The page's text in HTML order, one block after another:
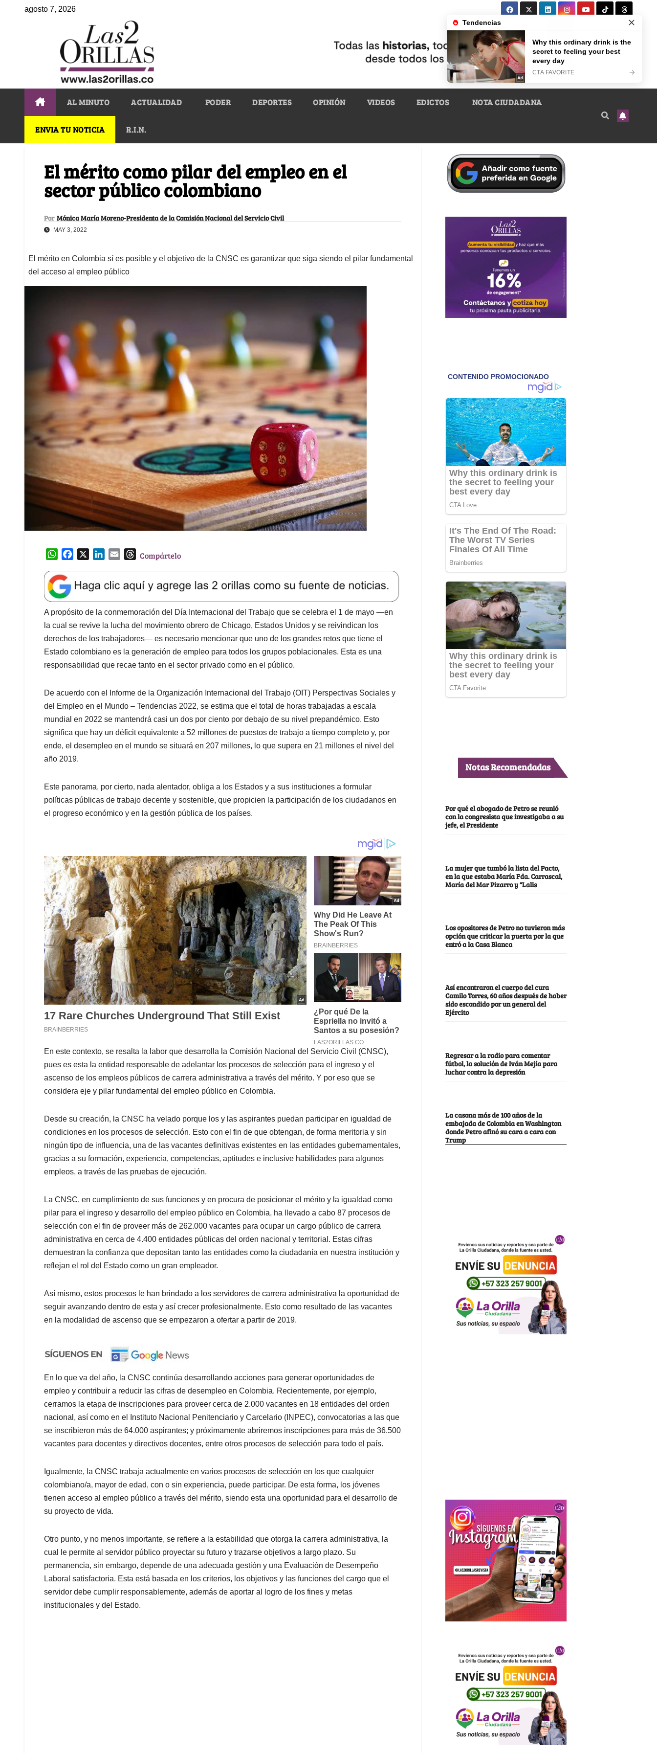
agosto 7, 2026
AL MINUTO ACTUALIDAD PODER DEPORTES OPINIÓN VIDEOS EDICTOS NOTA CIUDADANA
ENVIA TU NOTICIA R.I.N.
El mérito como pilar del empleo en el
sector público colombiano
Por Mónica María Moreno-Presidenta de la Comisión Nacional del Servicio Civil
MAY 3, 2022
El mérito en Colombia sí es posible y el objetivo de la CNSC es garantizar que siga siendo el pilar fundamental
del acceso al empleo público
W
a
t
s
A
p
p
e
b
o
o
k
k
e
d
I
n
l
T
e
a
d
s
Compártelo
A propósito de la conmemoración del Día Internacional del Trabajo que se celebra el 1 de mayo —en
la cual se revive la lucha del movimiento obrero de Chicago, Estados Unidos y se reivindican los
derechos de los trabajadores— es necesario mencionar que uno de los grandes retos que tiene el
Estado colombiano es la generación de empleo para todos los grupos poblacionales. Esta es una
responsabilidad que recae tanto en el sector privado como en el público.
De acuerdo con el Informe de la Organización Internacional del Trabajo (OIT) Perspectivas Sociales y
del Empleo en el Mundo – Tendencias 2022, se estima que el total de horas trabajadas a escala
mundial en 2022 se mantendrá casi un dos por ciento por debajo de su nivel prepandémico. Esto
significa que hay un déficit equivalente a 52 millones de puestos de trabajo a tiempo completo y, por
ende, el desempleo en el mundo se situará en 207 millones, lo que supera en 21 millones el nivel del
año 2019.
Este panorama, por cierto, nada alentador, obliga a los Estados y a sus instituciones a formular
políticas públicas de trabajo decente y sostenible, que propicien la participación de los ciudadanos en
el progreso económico y en la gestión pública de los países.
En este contexto, se resalta la labor que desarrolla la Comisión Nacional del Servicio Civil (CNSC),
pues es esta la entidad responsable de adelantar los procesos de selección para el ingreso y el
ascenso de los empleos públicos de carrera administrativa a través del mérito. Y por eso que se
considera eje y pilar fundamental del empleo público en Colombia.
Desde su creación, la CNSC ha velado porque los y las aspirantes puedan participar en igualdad de
condiciones en los procesos de selección. Esto con el fin de que obtengan, de forma meritoria y sin
ningún tipo de influencia, una de las vacantes definitivas existentes en las entidades gubernamentales,
gracias a su formación, experiencia, competencias, aptitudes e inclusive habilidades para algunos
empleos, a través de las pruebas de ejecución.
La CNSC, en cumplimiento de sus funciones y en procura de posicionar el mérito y la igualdad como
pilar para el ingreso y desarrollo del empleo público en Colombia, ha llevado a cabo 87 procesos de
selección con el fin de proveer más de 262.000 vacantes para ocupar un cargo público de carrera
administrativa en cerca de 4.400 entidades públicas del orden nacional y territorial. Estas cifras
demuestran la confianza que depositan tanto las entidades como la ciudadanía en nuestra institución y
reflejan el rol del Estado como un gran empleador.
Así mismo, estos procesos le han brindado a los servidores de carrera administrativa la oportunidad de
seguir avanzando dentro de esta y así crecer profesionalmente. Esto como resultado de las vacantes
en la modalidad de ascenso que se empezaron a ofertar a partir de 2019.
En lo que va del año, la CNSC continúa desarrollando acciones para generar oportunidades de
empleo y contribuir a reducir las cifras de desempleo en Colombia. Recientemente, por ejemplo,
cerramos la etapa de inscripciones para proveer cerca de 2.000 vacantes en 18 entidades del orden
nacional, así como en el Instituto Nacional Penitenciario y Carcelario (INPEC), convocatorias a las que
se inscribieron más de 64.000 aspirantes; y próximamente abriremos inscripciones para más de 36.500
vacantes para docentes y directivos docentes, entre otros procesos de selección para todo el país.
Igualmente, la CNSC trabaja actualmente en varios procesos de selección en los que cualquier
colombiano/a, mayor de edad, con o sin experiencia, puede participar. De esta forma, los jóvenes
tienen acceso al empleo público a través del mérito, siendo esta una oportunidad para el desarrollo de
su proyecto de vida.
Otro punto, y no menos importante, se refiere a la estabilidad que otorga la carrera administrativa, la
cual le permite al servidor público proyectar su futuro y trazarse objetivos a largo plazo. Su
permanencia, sin embargo, depende de una adecuada gestión y una Evaluación de Desempeño
Laboral satisfactoria. Esta está basada en los criterios, los objetivos y las funciones del cargo que el
servidor debe cumplir responsablemente, además de aportar al logro de los fines y metas
institucionales y del Estado.
Notas Recomendadas
Por qué el abogado de Petro se reunió
con la congresista que investigaba a su
jefe, el Presidente
La mujer que tumbó la lista del Pacto,
en la que estaba María Fda. Carrascal,
María del Mar Pizarro y “Lalis
Los opositores de Petro no tuvieron más
opción que criticar la puerta por la que
entró a la Casa Blanca
Así encontraron el cuerpo del cura
Camilo Torres, 60 años después de haber
sido escondido por un general del
Ejército
Regresar a la radio para comentar
fútbol, la solución de Iván Mejía para
luchar contra la depresión
La casona más de 100 años de la
embajada de Colombia en Washington
donde Petro afinó su cara a cara con
Trump